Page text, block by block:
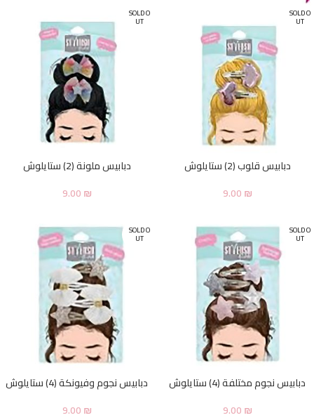
SOLD O
UT
دبابيس قلوب (2) ستايلوش
9.00₪
SOLD O
UT
دبابيس ملونة (2) ستايلوش
9.00₪
SOLD O
UT
دبابيس نجوم مختلفة (4) ستايلوش
9.00₪
SOLD O
UT
دبابيس نجوم وفيونكة (4) ستايلوش
9.00₪